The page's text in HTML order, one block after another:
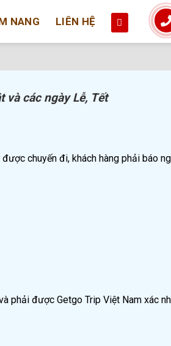
NANG LIÊN HỆ
các ngày Lễ, Tết
chuyến đi, khách hàng phải báo
phải được Getgo Trip Việt Nam xác